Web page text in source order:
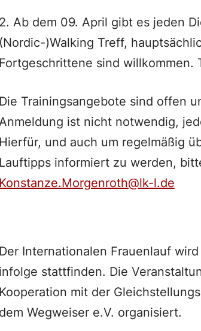
2. Ab dem 09. April gibt es jeden
(Nordic-)Walking Treff,
Fortgeschrittene sind willkommen.
Die Trainingsangebote sind offen
ist nicht notwendig,
Hierfür, und auch um regelmäßig
Lauftipps informiert zu werden,
Konstanze.Morgenroth@lk-l.de
Der Internationalen Frauenlauf
infolge stattfinden. Die
Kooperation mit der
dem Wegweiser e.V. organisiert.